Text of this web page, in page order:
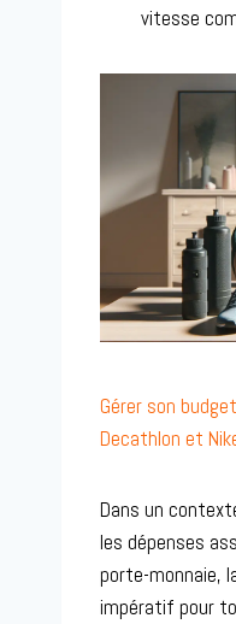
vitesse
Gérer son
Decathlon et
Dans un
les dépenses
porte-monnaie,
impératif pour